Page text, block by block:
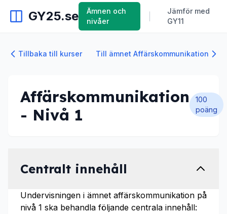
GY25.se
Ämnen och
nivåer
Jämför med
GY11
Tillbaka till kurser Till ämnet Affärskommunikation
Affärskommunikation
- Nivå 1
100
poäng
Centralt innehåll
Undervisningen i ämnet affärskommunikation på
nivå 1 ska behandla följande centrala innehåll: